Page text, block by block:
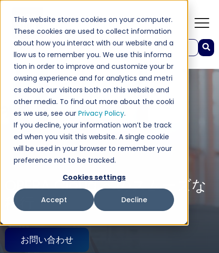
This website stores cookies on your computer.
These cookies are used to collect information
about how you interact with our website and a
llow us to remember you. We use this informa
tion in order to improve and customize your br
owsing experience and for analytics and metri
cs about our visitors both on this website and
other media. To find out more about the cooki
es we use, see our Privacy Policy.
If you decline, your information won’t be track
ed when you visit this website. A single cookie
will be used in your browser to remember your
preference not to be tracked.
Cookies settings
Accept Decline
これは、自動候補機能付きの検索フィールドです。
検索フィールドが空なので、候補はありません。
OPERA Cloud へのスムーズな
移行
お問い合わせ